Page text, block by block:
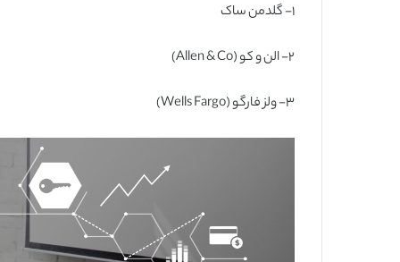
۱- گلدمن ساک
۲- الن و کو (Allen & Co)
۳- ولز فارگو (Wells Fargo)